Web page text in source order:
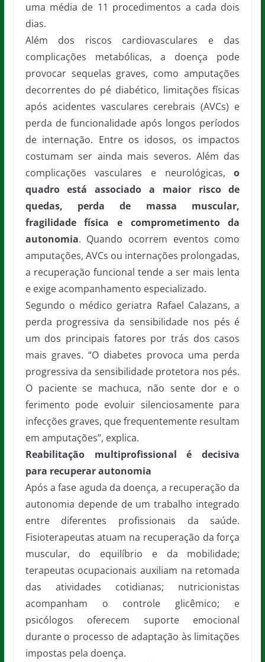
uma média de 11 procedimentos a cada dois
dias.
Além dos riscos cardiovasculares e das
complicações metabólicas, a doença pode
provocar sequelas graves, como amputações
decorrentes do pé diabético, limitações físicas
após acidentes vasculares cerebrais (AVCs) e
perda de funcionalidade após longos períodos
de internação. Entre os idosos, os impactos
costumam ser ainda mais severos. Além das
complicações vasculares e neurológicas,o
quadro está associado a maior risco de
quedas, perda de massa muscular,
fragilidade física e comprometimento da
autonomia. Quando ocorrem eventos como
amputações, AVCs ou internações prolongadas,
a recuperação funcional tende a ser mais lenta
e exige acompanhamento especializado.
Segundo o médico geriatra Rafael Calazans, a
perda progressiva da sensibilidade nos pés é
um dos principais fatores por trás dos casos
mais graves. “O diabetes provoca uma perda
progressiva da sensibilidade protetora nos pés.
O paciente se machuca, não sente dor e o
ferimento pode evoluir silenciosamente para
infecções graves, que frequentemente resultam
em amputações”, explica.
Reabilitação multiprofissional é decisiva
para recuperar autonomia
Após a fase aguda da doença, a recuperação da
autonomia depende de um trabalho integrado
entre diferentes profissionais da saúde.
Fisioterapeutas atuam na recuperação da força
muscular, do equilíbrio e da mobilidade;
terapeutas ocupacionais auxiliam na retomada
das atividades cotidianas; nutricionistas
acompanham o controle glicêmico; e
psicólogos oferecem suporte emocional
durante o processo de adaptação às limitações
impostas pela doença.